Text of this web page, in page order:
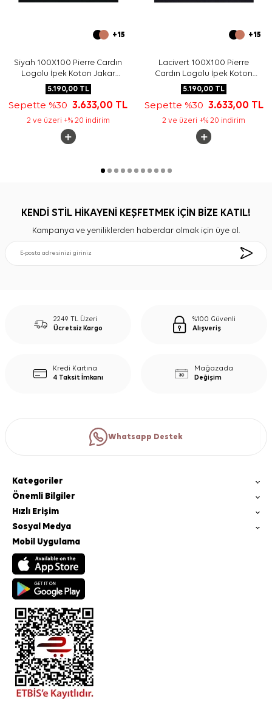
+15
Siyah 100X100 Pierre Cardın
Logolu İpek Koton Jakar
Eşarp
5.190,00TL
Sepette %303.633,00 TL
2 ve üzeri +% 20 indirim
+15
Lacivert 100X100 Pierre
Cardın Logolu İpek Koton
Jakar Eşarp
5.190,00 TL
Sepette %30 3.633,00 TL
2 ve üzeri +% 20 indirim
KENDİ STİL HİKAYENİ KEŞFETMEK İÇİN BİZE KATIL!
Kampanya ve yeniliklerden haberdar olmak için üye ol.
2249 TL Üzeri
Ücretsiz Kargo
%100 Güvenli
Alışveriş
Kredi Kartına
4 Taksit İmkanı
Mağazada
Değişim
Whatsapp Destek
Kategoriler
Önemli Bilgiler
Hızlı Erişim
Sosyal Medya
Mobil Uygulama